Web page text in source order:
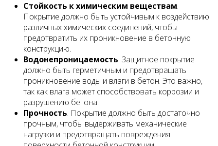
Стойкость к химическим веществам.
Покрытие должно быть устойчивым к воздействию
различных химических соединений, чтобы
предотвратить их проникновение в бетонную
конструкцию.
Водонепроницаемость. Защитное покрытие
должно быть герметичным и предотвращать
проникновение воды и влаги в бетон. Это важно,
так как влага может способствовать коррозии и
разрушению бетона.
Прочность. Покрытие должно быть достаточно
прочным, чтобы выдерживать механические
нагрузки и предотвращать повреждения